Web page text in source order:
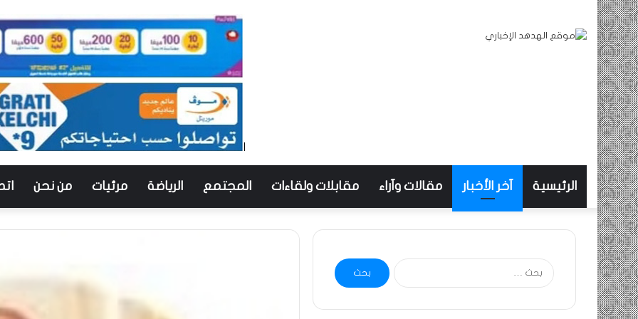
الرئيسية آخر الأخبار مقالات وآراء مقابلات ولقاءات المجتمع الرياضة مرئيات من نحن
البحث
عن: